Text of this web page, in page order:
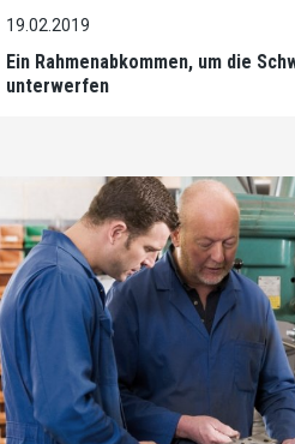
19.02.2019
Ein Rahmenabkommen, um die
unterwerfen